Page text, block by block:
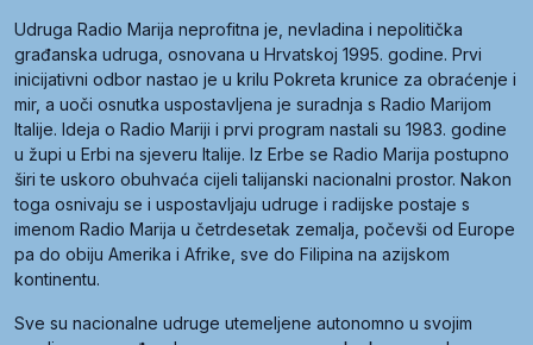
Udruga Radio Marija neprofitna je, nevladina i nepolitička
građanska udruga, osnovana u Hrvatskoj 1995. godine. Prvi
inicijativni odbor nastao je u krilu Pokreta krunice za obraćenje i
mir, a uoči osnutka uspostavljena je suradnja s Radio Marijom
Italije. Ideja o Radio Mariji i prvi program nastali su 1983. godine
u župi u Erbi na sjeveru Italije. Iz Erbe se Radio Marija postupno
širi te uskoro obuhvaća cijeli talijanski nacionalni prostor. Nakon
toga osnivaju se i uspostavljaju udruge i radijske postaje s
imenom Radio Marija u četrdesetak zemalja, počevši od Europe
pa do obiju Amerika i Afrike, sve do Filipina na azijskom
kontinentu.
Sve su nacionalne udruge utemeljene autonomno u svojim